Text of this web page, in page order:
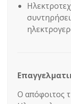
Ο απόφοιτος